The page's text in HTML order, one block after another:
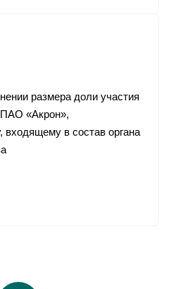
размера доли участия
ПАО «Акрон»,
в состав органа